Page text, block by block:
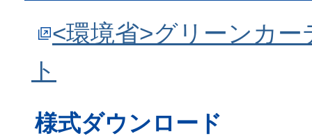
<環境省>グリーンカ
ト
様式ダウンロード